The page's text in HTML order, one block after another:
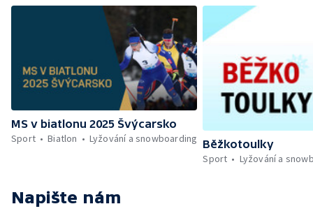
MS v biatlonu 2025 Švýcarsko
Sport
Biatlon Lyžování a snowboarding Běžkotoulky
Sport
Lyžování a
Napište nám